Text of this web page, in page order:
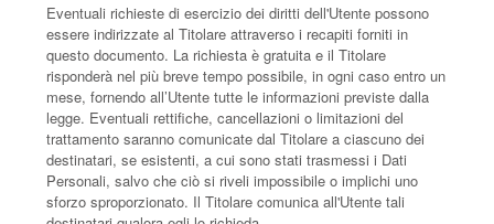
Eventuali richieste di esercizio dei diritti dell'Utente possono
essere indirizzate al Titolare attraverso i recapiti forniti in
questo documento. La richiesta è gratuita e il Titolare
risponderà nel più breve tempo possibile, in ogni caso entro un
mese, fornendo all’Utente tutte le informazioni previste dalla
legge. Eventuali rettifiche, cancellazioni o limitazioni del
trattamento saranno comunicate dal Titolare a ciascuno dei
destinatari, se esistenti, a cui sono stati trasmessi i Dati
Personali, salvo che ciò si riveli impossibile o implichi uno
sforzo sproporzionato. Il Titolare comunica all'Utente tali